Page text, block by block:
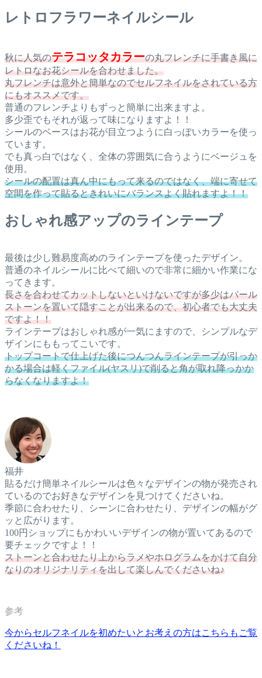
レトロフラワーネイルシール
秋に人気のテラコッタカラーの丸フレンチに手書き風に
レトロなお花シールを合わせました。
丸フレンチは意外と簡単なのでセルフネイルをされている方
にもオススメです。
普通のフレンチよりもずっと簡単に出来ますよ。
多少歪でもそれが返って味になりますよ！！
シールのベースはお花が目立つように白っぽいカラーを使っ
ています。
でも真っ白ではなく、全体の雰囲気に合うようにベージュを
使用。
シールの配置は真ん中にもって来るのではなく、端に寄せて
空間を作って貼るときれいにバランスよく貼れますよ！！
おしゃれ感アップのラインテープ
最後は少し難易度高めのラインテープを使ったデザイン。
普通のネイルシールに比べて細いので非常に細かい作業にな
ってきます。
長さを合わせてカットしないといけないですが多少はパール
ストーンを置いて隠すことが出来るので、初心者でも大丈夫
ですよ！！
ラインテープはおしゃれ感が一気にますので、シンプルなデ
ザインにももってこいです。
トップコートで仕上げた後につんつんラインテープが引っか
かる場合は軽くファイル(ヤスリ)で削ると角が取れ降っかか
らなくなりますよ！
福井
貼るだけ簡単ネイルシールは色々なデザインの物が発売され
ているのでお好きなデザインを見つけてくださいね。
季節に合わせたり、シーンに合わせたり、デザインの幅がグ
ッと広がります。
100円ショップにもかわいいデザインの物が置いてあるので
要チェックですよ！！
ストーンと合わせたり上からラメやホログラムをかけて自分
なりのオリジナリティを出して楽しんでくださいね♪
今からセルフネイルを初めたいとお考えの方はこちらもご覧
くださいね！